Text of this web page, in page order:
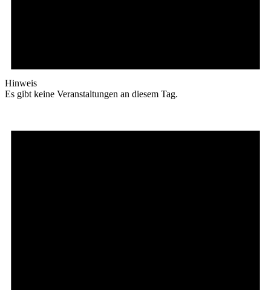
Hinweis
Es gibt keine Veranstaltungen an diesem Tag.